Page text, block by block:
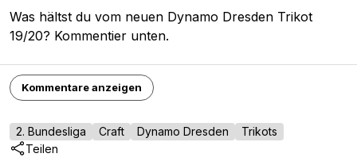
Was hältst du vom neuen Dynamo Dresden Trikot
19/20? Kommentier unten.
Kommentare anzeigen
2. Bundesliga Craft Dynamo Dresden
Trikots
Teilen